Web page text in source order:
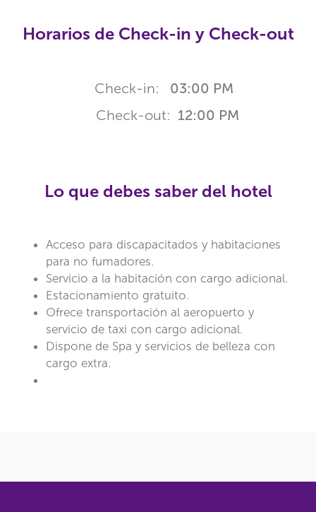
Horarios de Check-in y Check-out
Check-in: 03:00 PM
Check-out: 12:00 PM
Lo que debes saber del hotel
Acceso para discapacitados y habitaciones
para no fumadores.
Servicio a la habitación con cargo adicional.
Estacionamiento gratuito.
Ofrece transportación al aeropuerto y
servicio de taxi con cargo adicional.
Dispone de Spa y servicios de belleza con
cargo extra.